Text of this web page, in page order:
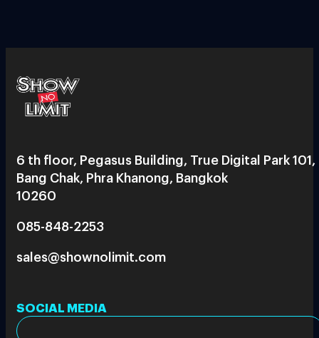
6 th floor, Pegasus Building, True Digital Park 101,
Bang Chak, Phra Khanong, Bangkok
10260
085-848-2253
sales@shownolimit.com
SOCIAL MEDIA